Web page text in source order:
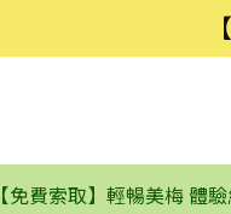
【免費索取】輕暢美梅 體